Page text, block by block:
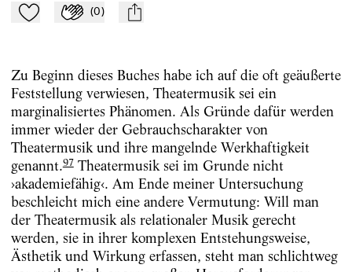
Zu Mein-TdZ hinzufügen
Applaudieren
(0) mail
Zu Beginn dieses Buches habe ich auf die oft geäußerte
Feststellung verwiesen, Theatermusik sei ein
marginalisiertes Phänomen. Als Gründe dafür werden
immer wieder der Gebrauchscharakter von
Theatermusik und ihre mangelnde Werkhaftigkeit
genannt.97Theatermusik sei im Grunde nicht
›akademiefähig‹. Am Ende meiner Untersuchung
beschleicht mich eine andere Vermutung: Will man
der Theatermusik als relationaler Musik gerecht
werden, sie in ihrer komplexen Entstehungsweise,
Ästhetik und Wirkung erfassen, steht man schlichtweg